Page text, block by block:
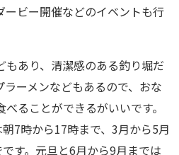
ービー開催などのイベントも行
もあり、清潔感のある釣り堀だ
ーメンなどもあるので、おな
ることができるがいいです。
7時から17時まで、3月から5月
す。元旦と6月から9月までは